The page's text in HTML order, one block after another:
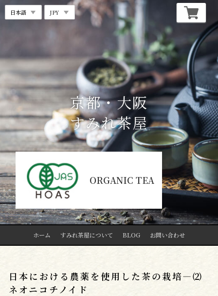
ORGANIC TEA
京都・大阪
すみれ茶屋
ホーム すみれ茶屋について BLOG お問い合わせ
日本における農薬を使用した茶の栽培―⑵
ネオニコチノイド